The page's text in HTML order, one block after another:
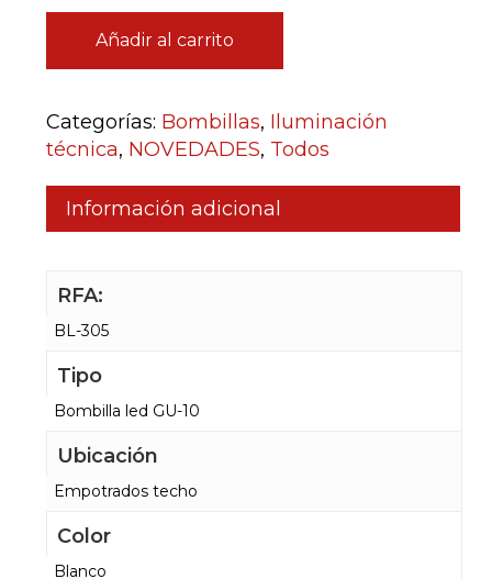
Añadir al carrito
Categorías: Bombillas, Iluminación
técnica, NOVEDADES, Todos
Información adicional
RFA:
BL-305
Tipo
Bombilla led GU-10
Ubicación
Empotrados techo
Color
Blanco